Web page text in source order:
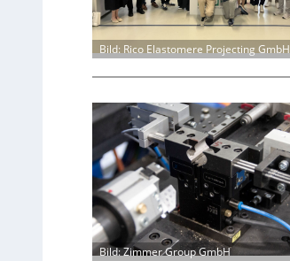
Bild: Rico Elastomere Projecting GmbH
Bild: Zimmer Group GmbH